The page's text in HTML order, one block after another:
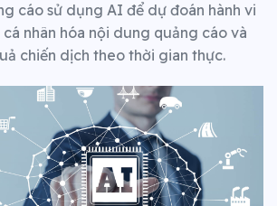
cáo sử dụng AI để dự đoán hành vi
nhân hóa nội dung quảng cáo và
chiến dịch theo thời gian thực.